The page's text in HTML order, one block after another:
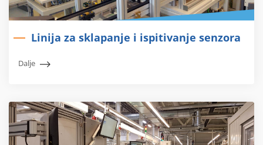
Linija za sklapanje i ispitivanje senzora
Dalje